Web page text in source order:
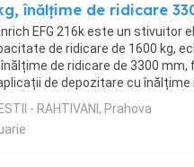
înălțime de ridicare
EFG 216k este un stivuitor
de ridicare de 1600 kg,
de ridicare de 3300 mm,
de depozitare cu
de o baterie plumb-acid ...
- RAHTIVANI, Prahova